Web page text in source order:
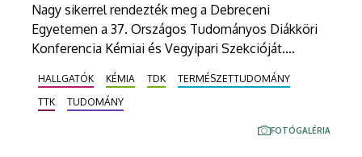
Nagy sikerrel rendezték meg a Debreceni
Egyetemen a 37. Országos Tudományos Diákköri
Konferencia Kémiai és Vegyipari Szekcióját.
tudományterületen hangzottak el előadások, a
helyi hallgatók mellett az ország számos
felsőoktatási intézményéből és a határon túlról is
HALLGATÓK KÉMIA TDK
TERMÉSZETTUDOMÁNY
TTK
TUDOMÁNY
FOTÓGALÉRIA